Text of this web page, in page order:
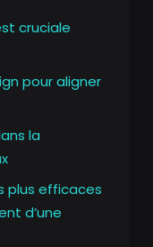
cruciale
pour aligner
la
plus efficaces
d’une